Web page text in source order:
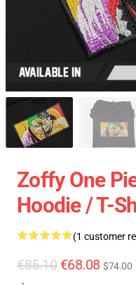
Zoffy One
Hoodie / T-
(1 customer
€85.10 €68.08 $74.00